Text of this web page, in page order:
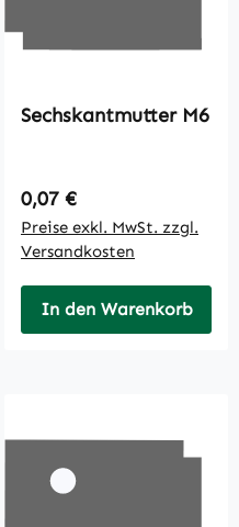
Sechskantmutter M6
Regulärer Preis:
0,07 €
Preise exkl. MwSt. zzgl.
Versandkosten
In den Warenkorb